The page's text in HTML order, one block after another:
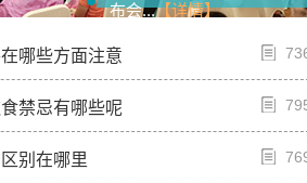
布会...【详情】
哪些方面注意
禁忌有哪些呢
别在哪里